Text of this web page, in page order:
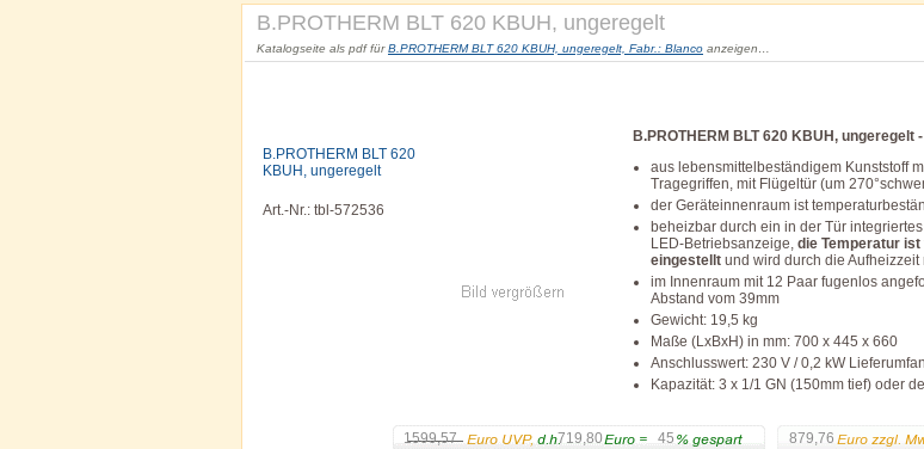
B.PROTHERM BLT 620 KBUH, ungeregelt
Katalogseite als pdf fürB.PROTHERM BLT 620 KBUH, ungeregelt, Fabr.: Blanco anzeigen…
B.PROTHERM BLT 620
KBUH, ungeregelt
Art.-Nr.: tbl-572536
B.PROTHERM BLT 620 KBUH, ungeregelt
aus lebensmittelbeständigem Kunststoff
Tragegriffen, mit Flügeltür (um
der Geräteinnenraum ist
beheizbar durch ein in der Tür
LED-Betriebsanzeige, die Temperatur ist
eingestellt und wird durch die Aufheizzeit
im Innenraum mit 12 Paar fugenlos
Abstand vom 39mm
Gewicht: 19,5 kg
Maße (LxBxH) in mm: 700 x 445 x 660
Anschlusswert: 230 V / 0,2 kW
Kapazität: 3 x 1/1 GN (150mm tief) oder
879,76
1599,57 719,80 45